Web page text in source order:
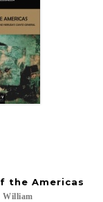
y los
the Americas
William